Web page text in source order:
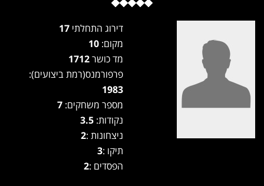
דירוג התחלתי
מקום:
מד כושר
פרפורמנס(רמת ביצועים):
1983
מספר משחקים:
נקודות: 3.5
ניצחונות :2
תיקו :3
הפסדים :2